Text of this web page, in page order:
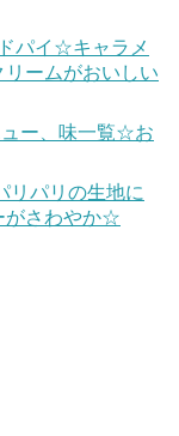
パイ☆キャラメ
ームがおいしい
ュー、味一覧☆お
リパリの生地に
がさわやか☆